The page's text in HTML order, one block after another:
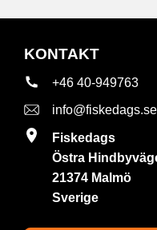
KONTAKT
+46 40-949763
info@fiskedags.se
Fiskedags
Östra
21374 Malmö
Sverige